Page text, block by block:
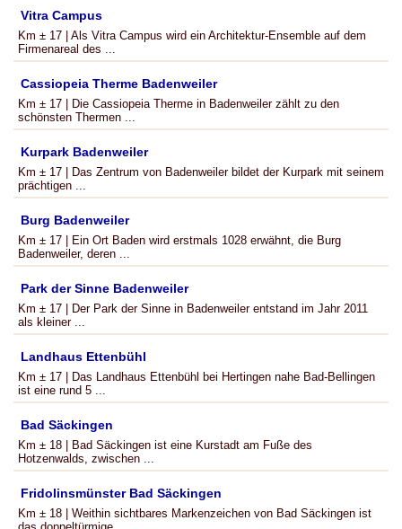
Vitra Campus
Km ± 17 | Als Vitra Campus wird ein Architektur-Ensemble auf dem
Firmenareal des ...
Cassiopeia Therme Badenweiler
Km ± 17 | Die Cassiopeia Therme in Badenweiler zählt zu den
schönsten Thermen ...
Kurpark Badenweiler
Km ± 17 | Das Zentrum von Badenweiler bildet der Kurpark mit seinem
prächtigen ...
Burg Badenweiler
Km ± 17 | Ein Ort Baden wird erstmals 1028 erwähnt, die Burg
Badenweiler, deren ...
Park der Sinne Badenweiler
Km ± 17 | Der Park der Sinne in Badenweiler entstand im Jahr 2011
als kleiner ...
Landhaus Ettenbühl
Km ± 17 | Das Landhaus Ettenbühl bei Hertingen nahe Bad-Bellingen
ist eine rund 5 ...
Bad Säckingen
Km ± 18 | Bad Säckingen ist eine Kurstadt am Fuße des
Hotzenwalds, zwischen ...
Fridolinsmünster Bad Säckingen
Km ± 18 | Weithin sichtbares Markenzeichen von Bad Säckingen ist